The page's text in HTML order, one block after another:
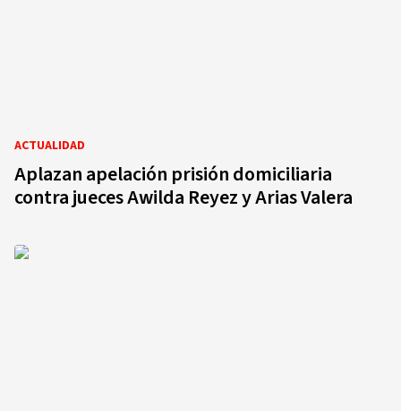
ACTUALIDAD
Aplazan apelación prisión domiciliaria
contra jueces Awilda Reyez y Arias Valera